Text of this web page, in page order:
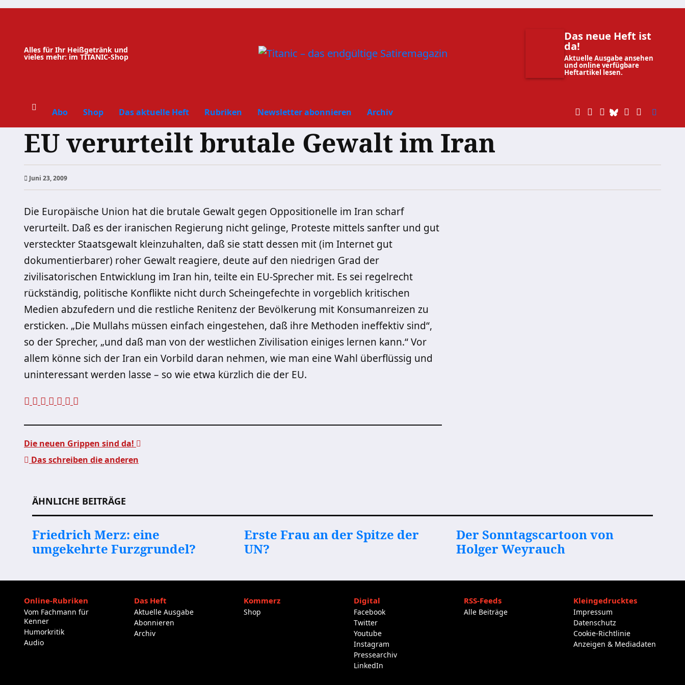
Zum
Alles für Ihr Heißgetränk und
vieles mehr: im TITANIC-Shop
Das neue Heft ist
da!
Aktuelle Ausgabe ansehen
und online verfügbare
Heftartikel lesen.
Abo Shop Das aktuelle Heft Rubriken Newsletter abonnieren Archiv
EU verurteilt brutale Gewalt im Iran
Juni 23, 2009
Die Europäische Union hat die brutale Gewalt gegen Oppositionelle im Iran scharf
verurteilt. Daß es der iranischen Regierung nicht gelinge, Proteste mittels sanfter und gut
versteckter Staatsgewalt kleinzuhalten, daß sie statt dessen mit (im Internet gut
dokumentierbarer) roher Gewalt reagiere, deute auf den niedrigen Grad der
zivilisatorischen Entwicklung im Iran hin, teilte ein EU-Sprecher mit. Es sei regelrecht
rückständig, politische Konflikte nicht durch Scheingefechte in vorgeblich kritischen
Medien abzufedern und die restliche Renitenz der Bevölkerung mit Konsumanreizen zu
ersticken. „Die Mullahs müssen einfach eingestehen, daß ihre Methoden ineffektiv sind“,
so der Sprecher, „und daß man von der westlichen Zivilisation einiges lernen kann.“ Vor
allem könne sich der Iran ein Vorbild daran nehmen, wie man eine Wahl überflüssig und
uninteressant werden lasse – so wie etwa kürzlich die der EU.
Die neuen Grippen sind da!
Das schreiben die anderen
ÄHNLICHE BEITRÄGE
Friedrich Merz: eine
umgekehrte Furzgrundel?
Erste Frau an der Spitze der
UN?
Der Sonntagscartoon von
Holger Weyrauch
Online-Rubriken
Vom Fachmann für
Kenner
Humorkritik
Audio
Das Heft
Aktuelle Ausgabe
Abonnieren
Archiv
Kommerz
Shop
Digital
Facebook
Twitter
Youtube
Instagram
Pressearchiv
LinkedIn
RSS-Feeds
Alle Beiträge
Kleingedrucktes
Impressum
Datenschutz
Cookie-Richtlinie
Anzeigen & Mediadaten